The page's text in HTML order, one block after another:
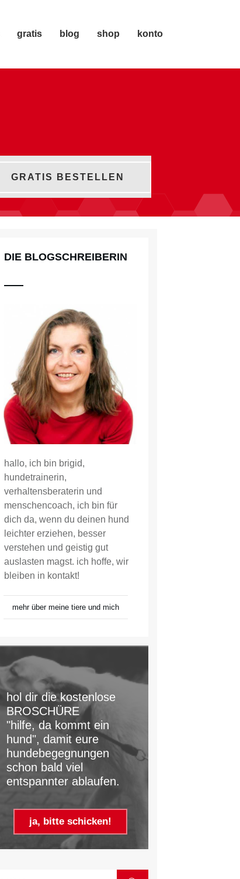
gratis blog shop konto
GRATIS BESTELLEN
DIE BLOGSCHREIBERIN
hallo, ich bin brigid,
hundetrainerin,
verhaltensberaterin und
menschencoach, ich bin für
dich da, wenn du deinen hund
leichter erziehen, besser
verstehen und geistig gut
auslasten magst. ich hoffe, wir
bleiben in kontakt!
mehr über meine tiere und mich
hol dir die kostenlose
BROSCHÜRE
"hilfe, da kommt ein
hund", damit eure
hundebegegnungen
schon bald viel
entspannter ablaufen.
ja, bitte schicken!